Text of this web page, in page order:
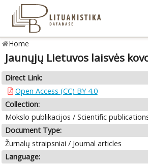
Home
Jaunųjų Lietuvos laisvės
Direct Link:
Open Access (CC) BY 4.0
Collection:
Mokslo publikacijos / Scientific
Document Type:
Žurnalų straipsniai / Journal articles
Language: